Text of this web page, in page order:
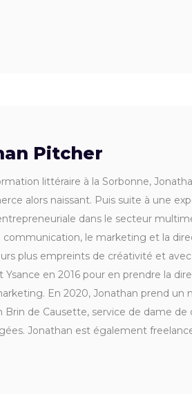
Pitcher
littéraire à la Sorbonne,
alors naissant. Puis suite à une
dans le secteur
communication, le marketing et la
plus empreints de créativité et
Ysance en 2016 pour en prendre la
En 2020, Jonathan prend un
Brin de Causette, service de dame
Jonathan est également